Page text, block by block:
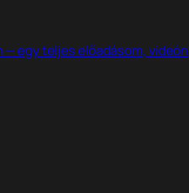
— egy teljes előadásom, videón